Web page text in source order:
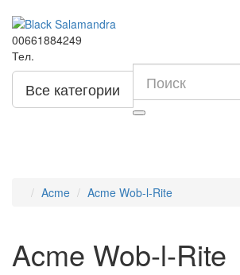
00661884249
Тел.
Все категории
Acme Acme Wob-l-Rite
Acme Wob-l-Rite